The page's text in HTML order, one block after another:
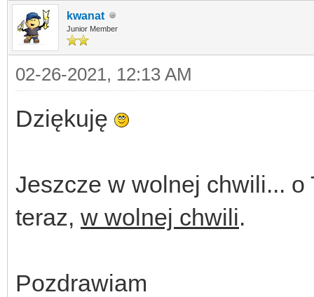
kwanat
Junior Member
02-26-2021, 12:13 AM
Dziękuję
Jeszcze w wolnej chwili... o
teraz, w wolnej chwili.
Pozdrawiam